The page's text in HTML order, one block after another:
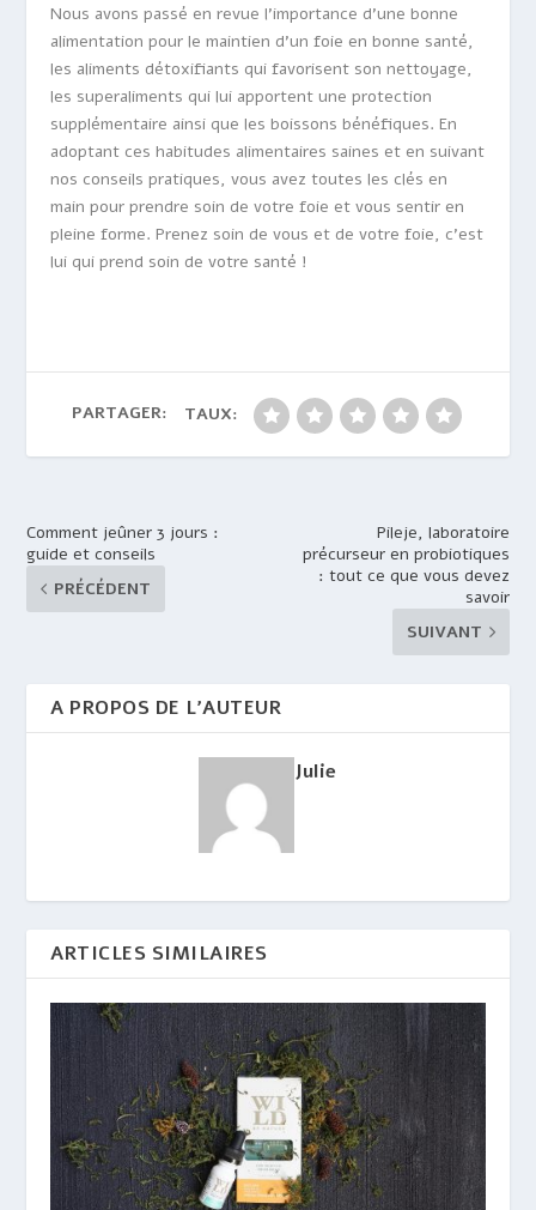
Nous avons passé en revue l’importance d’une bonne
alimentation pour le maintien d’un foie en bonne santé,
les aliments détoxifiants qui favorisent son nettoyage,
les superaliments qui lui apportent une protection
supplémentaire ainsi que les boissons bénéfiques. En
adoptant ces habitudes alimentaires saines et en suivant
nos conseils pratiques, vous avez toutes les clés en
main pour prendre soin de votre foie et vous sentir en
pleine forme. Prenez soin de vous et de votre foie, c’est
lui qui prend soin de votre santé !
PARTAGER: TAUX:
Comment jeûner 3 jours :
guide et conseils
PRÉCÉDENT
Pileje, laboratoire
précurseur en probiotiques
: tout ce que vous devez
savoir
SUIVANT
A PROPOS DE L'AUTEUR
Julie
ARTICLES SIMILAIRES